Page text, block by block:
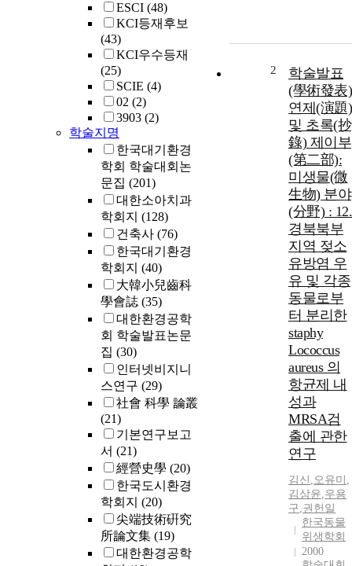
ESCI (48)
KCI등재후보
(43)
KCI우수등재
(25)
SCIE (4)
02 (2)
3903 (2)
학술지명
한국대기환경
학회 학술대회논
문집 (201)
대한소아치과
학회지 (128)
건축사 (76)
한국대기환경
학회지 (40)
大韓小兒齒科
學會誌 (35)
대한환경공학
회 학술발표논문
집 (30)
인터넷비지니
스연구 (29)
社會 科學 論叢
(21)
기본연구보고
서 (21)
經營史學 (20)
한국도시환경
학회지 (20)
尖端技術硏究
所論文集 (19)
대한환경공학
2
학술발표
(學術發表)
연제(演題)
및 초록(抄
錄) 제이부
(第二部):
미생물(微
生物) 분야
(分野) : 12.
경북북부
지역 젖소
유방염 우
유 및 각종
동물로부
터 분리한
staphy
Lococcus
aureus 의
항균제 내
성과
MRSA검
출에 관한
연구
김신 ,오유미 ,
김상윤,우용
구,권헌일
한국동물
위생학회
2000